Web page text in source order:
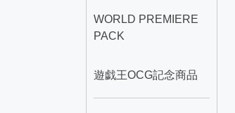
WORLD PREMIERE
PACK
遊戯王OCG記念商品